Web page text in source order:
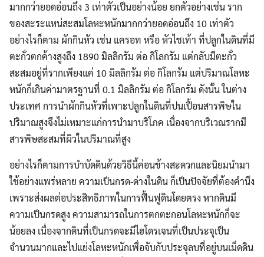
มากกว่ายอดอ่อนถึง 3 เท่าตัวเป็นอย่างน้อย ยกตัวอย่างเช่น ราก
ของสะระแหน่สะสมโลหะหนักมากกว่ายอดอ่อนถึง 10 เท่าตัว
อย่างไรก็ตาม ผักกินหัว เช่น แครอท หรือ หัวไชเท้า ที่ปลูกในดินที่มี
ตะกั่วตกค้างสูงถึง 1890 มิลลิกรัม ต่อ กิโลกรัม แต่กลับมีตะกั่ว
สะสมอยู่ที่รากเพียงแค่ 10 มิลลิกรัม ต่อ กิโลกรัม แต่ปริมาณโลหะ
หนักก็เกินค่ามาตรฐานที่ 0.1 มิลลิกรัม ต่อ กิโลกรัม ดังนั้น ในต่าง
ประเทศ การนำผักกินหัวที่เพาะปลูกในดินที่ปนเปื้อนสารพิษใน
ปริมาณสูงจึงไม่เหมาะแก่การนำมาบริโภค เนื่องจากบริเวณรากมี
สารพิษสะสมที่ผิวในปริมาณที่สูง
อย่างไรก็ตามการบำบัดดินด้วยวิธีนี้ค่อนข้างสะดวกและนิยมนำมา
ใช้อย่างแพร่หลาย ความเป็นกรด-ด่างในดิน ก็เป็นปัจจัยที่ต้องคำนึง
เพราะส่งผลต่อประสิทธิภาพในการฟื้นฟูดินโดยตรง หากดินมี
ความเป็นกรดสูง ความสามารถในการตกตะกอนโลหะหนักก็จะ
น้อยลง เนื่องจากดินที่เป็นกรดจะมีไฮโดรเจนที่เป็นประจุเป็น
จำนวนมากและไปแย่งโลหะหนักเพื่อจับกับประจุลบที่อยู่บนเม็ดดิน